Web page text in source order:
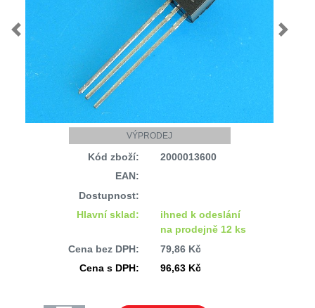
Previous Next
VÝPRODEJ
Kód zboží:
2000013600
EAN:
Dostupnost:
Hlavní sklad:
ihned k odeslání
na prodejně 12 ks
Cena bez DPH:
79,86 Kč
Cena s DPH:
96,63 Kč